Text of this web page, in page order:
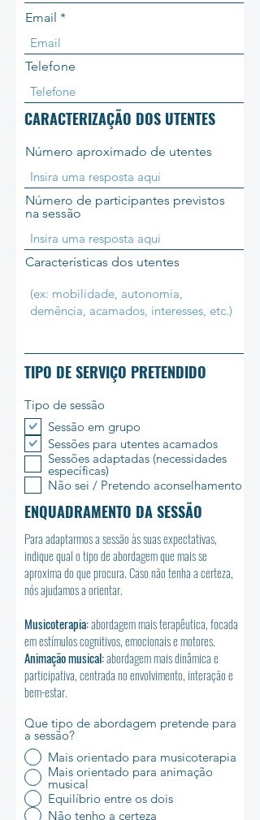
Email
Telefone
CARACTERIZAÇÃO DOS UTENTES
Número aproximado de utentes
Número de participantes previstos
na sessão
Características dos utentes
TIPO DE SERVIÇO PRETENDIDO
Tipo de sessão
Sessão em grupo
Sessões para utentes acamados
Sessões adaptadas (necessidades
específicas)
Não sei / Pretendo aconselhamento
ENQUADRAMENTO DA SESSÃO
Para adaptarmos a sessão às suas expectativas,
indique qual o tipo de abordagem que mais se
aproxima do que procura. Caso não tenha a certeza,
nós ajudamos a orientar.
Musicoterapia:abordagem mais terapêutica, focada
em estímulos cognitivos, emocionais e motores.
Animação musical:abordagem mais dinâmica e
participativa, centrada no envolvimento, interação e
bem-estar.
Que tipo de abordagem pretende para
a sessão?
Mais orientado para musicoterapia
Mais orientado para animação
musical
Equilíbrio entre os dois
Não tenho a certeza